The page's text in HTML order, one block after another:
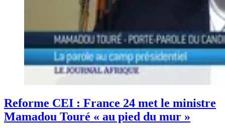
Reforme CEI : France 24 met le ministre
Mamadou Touré « au pied du mur »